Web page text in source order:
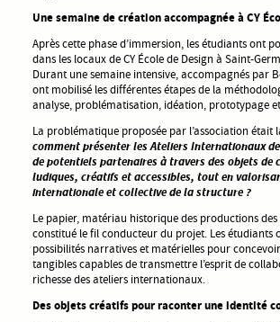
Une semaine de création accompagnée à CY
Après cette phase d’immersion, les étudiants ont
dans les locaux de CY École de Design à Saint-
Durant une semaine intensive, accompagnés par
ont mobilisé les différentes étapes de la
analyse, problématisation, idéation, prototypage
La problématique proposée par l’association était
comment présenter les Ateliers Internationaux
de potentiels partenaires à travers des objets de
ludiques, créatifs et accessibles, tout en
internationale et collective de la structure ?
Le papier, matériau historique des productions des
constitué le fil conducteur du projet. Les étudiants
possibilités narratives et matérielles pour
tangibles capables de transmettre l’esprit de
richesse des ateliers internationaux.
Des objets créatifs pour raconter une identité